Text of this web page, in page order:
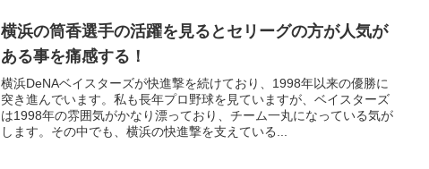
横浜の筒香選手の活躍を見るとセリーグの方が人気が
ある事を痛感する！
横浜DeNAベイスターズが快進撃を続けており、1998年以来の優勝に
突き進んでいます。私も長年プロ野球を見ていますが、ベイスターズ
は1998年の雰囲気がかなり漂っており、チーム一丸になっている気が
します。その中でも、横浜の快進撃を支えている...